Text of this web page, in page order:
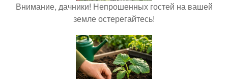
Внимание, дачники! Непрошенных гостей на вашей
земле остерегайтесь!